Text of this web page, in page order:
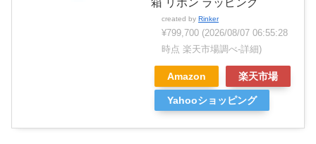
created by Rinker
¥799,700 (2026/08/07 06:55:28
時点 楽天市場調べ-詳細)
Amazon 楽天市場
Yahooショッピング